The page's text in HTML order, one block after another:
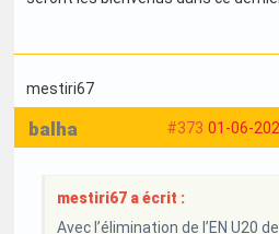
mestiri67
#373 01-06-
balha
mestiri67 a écrit :
Avec l’élimination de l’EN U20